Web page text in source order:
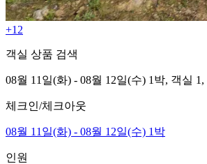
+12
객실 상품 검색
08월 11일(화) - 08월 12일(수) 1박, 객실 1,
체크인/체크아웃
08월 11일(화) - 08월 12일(수) 1박
인원